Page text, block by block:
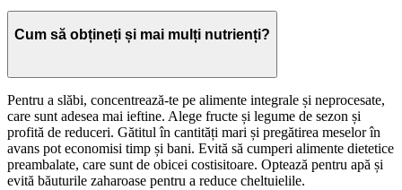
Cum să obțineți și mai mulți nutrienți?
Pentru a slăbi, concentrează-te pe alimente integrale și neprocesate,
care sunt adesea mai ieftine. Alege fructe și legume de sezon și
profită de reduceri. Gătitul în cantități mari și pregătirea meselor în
avans pot economisi timp și bani. Evită să cumperi alimente dietetice
preambalate, care sunt de obicei costisitoare. Optează pentru apă și
evită băuturile zaharoase pentru a reduce cheltuielile.